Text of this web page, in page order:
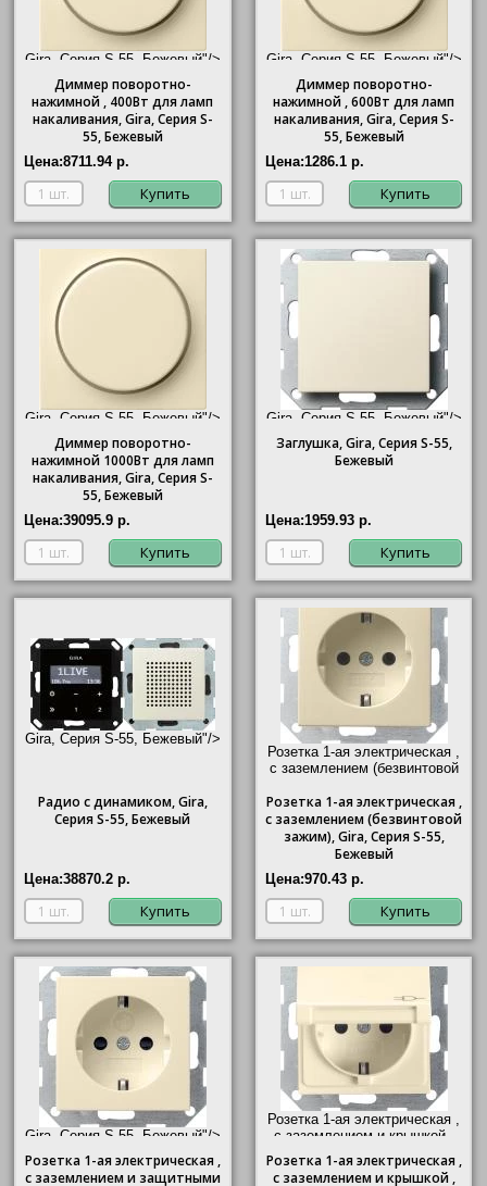
Gira, Серия S-55, Бежевый"/>
Диммер поворотно-
нажимной , 400Вт для ламп
накаливания,Gira, Серия S-
55, Бежевый
Цена:8711.94 р.
Купить
Gira, Серия S-55, Бежевый"/>
Диммер поворотно-
нажимной , 600Вт для ламп
накаливания,Gira, Серия S-
55, Бежевый
Цена:1286.1 р.
Купить
Gira, Серия S-55, Бежевый"/>
Диммер поворотно-
нажимной 1000Вт для ламп
накаливания,Gira, Серия S-
55, Бежевый
Цена:39095.9 р.
Купить
Gira, Серия S-55, Бежевый"/>
Заглушка,Gira, Серия S-55,
Бежевый
Цена:1959.93 р.
Купить
Gira, Серия S-55, Бежевый"/>
Радио с динамиком,Gira,
Серия S-55, Бежевый
Цена:38870.2 р.
Купить
Розетка 1-ая электрическая ,
с заземлением (безвинтовой
Бежевый"/>
Розетка1-ая электрическая ,
с заземлением (безвинтовой
зажим),Gira, Серия S-55,
Бежевый
Цена:970.43 р.
Купить
Gira, Серия S-55, Бежевый"/>
Розетка 1-ая электрическая ,
с заземлением и защитными
Розетка 1-ая электрическая ,
с заземлением и крышкой ,
Розетка1-ая электрическая ,
с заземлением и крышкой ,